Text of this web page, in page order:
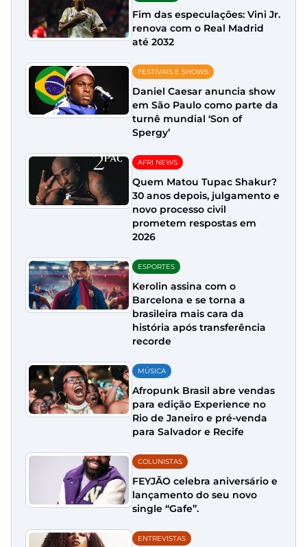
Fim das especulações: Vini Jr.
renova com o Real Madrid
até 2032
FESTIVAIS E SHOWS
Daniel Caesar anuncia show
em São Paulo como parte da
turnê mundial ‘Son of
Spergy’
AFRI NEWS
Quem Matou Tupac Shakur?
30 anos depois, julgamento e
novo processo civil
prometem respostas em
2026
ESPORTES
Kerolin assina com o
Barcelona e se torna a
brasileira mais cara da
história após transferência
recorde
MÚSICA
Afropunk Brasil abre vendas
para edição Experience no
Rio de Janeiro e pré-venda
para Salvador e Recife
COLUNISTAS
FEYJÃO celebra aniversário e
lançamento do seu novo
single “Gafe”.
ENTREVISTAS